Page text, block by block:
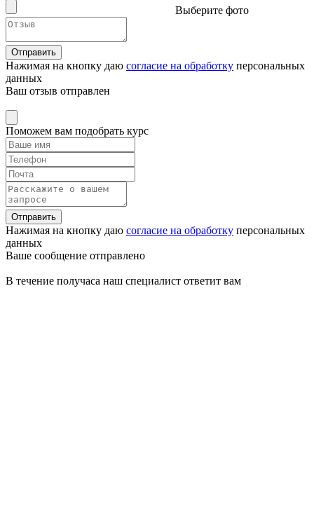
Выберите фото
Отправить
Нажимая на кнопку даю согласие на обработку персональных
данных
Ваш отзыв отправлен
Поможем вам подобрать курс
Отправить
Нажимая на кнопку даю согласие на обработку персональных
данных
Ваше сообщение отправлено
В течение получаса наш специалист ответит вам